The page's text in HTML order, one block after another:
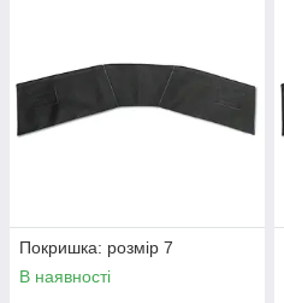
Покришка: розмір 7
В наявності